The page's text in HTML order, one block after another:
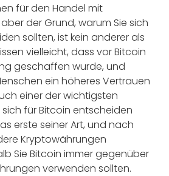
für den Handel mit
der Grund, warum Sie sich
sollten, ist kein anderer als
vielleicht, dass vor Bitcoin
geschaffen wurde, und
ein höheres Vertrauen
einer der wichtigsten
für Bitcoin entscheiden
erste seiner Art, und nach
Kryptowährungen
Sie Bitcoin immer gegenüber
verwenden sollten.